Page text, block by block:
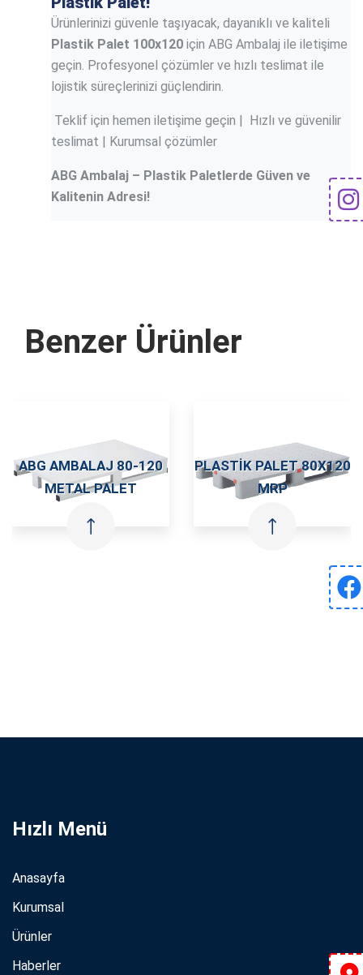
Ürünlerinizi güvenle taşıyacak, dayanıklı ve kaliteli
Plastik Palet 100x120 için ABG Ambalaj ile iletişime
geçin. Profesyonel çözümler ve hızlı teslimat ile
lojistik süreçlerinizi güçlendirin.
Teklif için hemen iletişime geçin | Hızlı ve güvenilir
teslimat | Kurumsal çözümler
ABG Ambalaj – Plastik Paletlerde Güven ve
Kalitenin Adresi!
Benzer Ürünler
ABG AMBALAJ 80-120
METAL PALET
PLASTIK PALET 80X120
MRP
Hızlı Menü
Anasayfa
Kurumsal
Ürünler
Haberler